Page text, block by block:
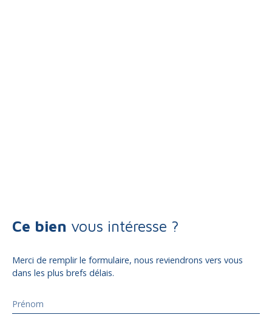
Ce bien vous intéresse ?
Merci de remplir le formulaire, nous reviendrons vers vous
dans les plus brefs délais.
Prénom